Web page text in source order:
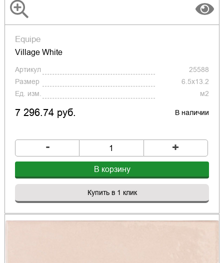
Equipe
Village White
Артикул
25588
Размер
6.5x13.2
Ед. изм.
м2
7 296.74 руб. В наличии
- +
В корзину
Купить в 1 клик